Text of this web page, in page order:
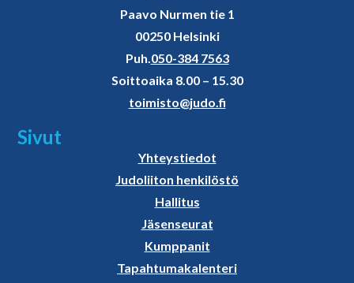
Paavo Nurmen tie 1
00250 Helsinki
Puh. 050-384 7563
Soittoaika 8.00 – 15.30
toimisto@judo.fi
Sivut
Yhteystiedot
Judoliiton henkilöstö
Hallitus
Jäsenseurat
Kumppanit
Tapahtumakalenteri